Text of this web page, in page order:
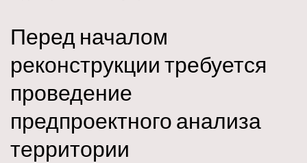
Перед началом
реконструкции требуется
проведение
предпроектного анализа
территории